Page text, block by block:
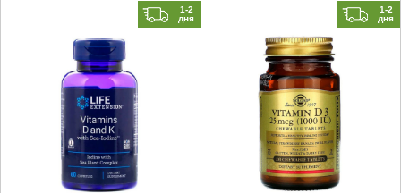
1-2
дня
1-2
дня